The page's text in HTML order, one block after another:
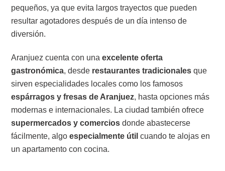
pequeños, ya que evita largos trayectos que pueden
resultar agotadores después de un día intenso de
diversión.
Aranjuez cuenta con unaexcelente oferta
gastronómica, desde restaurantes tradicionales que
sirven especialidades locales como los famosos
espárragos y fresas de Aranjuez, hasta opciones más
modernas e internacionales. La ciudad también ofrece
supermercados y comercios donde abastecerse
fácilmente, algoespecialmente útil cuando te alojas en
un apartamento con cocina.